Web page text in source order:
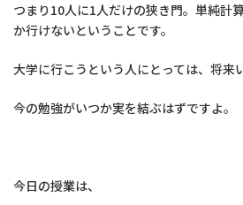
つまり10人に1人だけの狭き門。単純計
か行けないということです。
大学に行こうという人にとっては、将来
今の勉強がいつか実を結ぶはずですよ。
今日の授業は、